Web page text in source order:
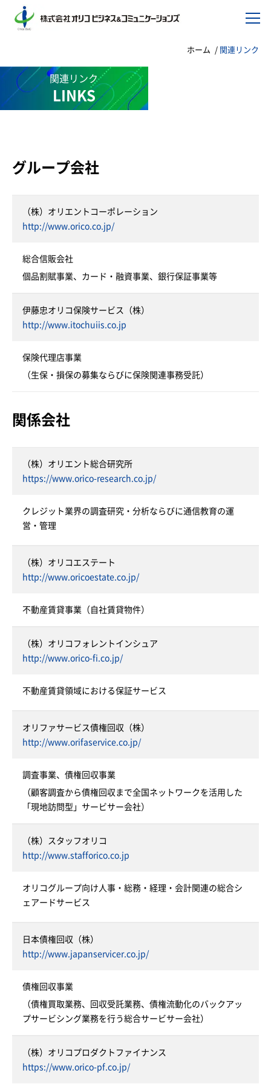
ホーム 関連リンク
関連リンク
LINKS
グループ会社
（株）オリエントコーポレーション
http://www.orico.co.jp/
総合信販会社
個品割賦事業、カード・融資事業、銀行保証事業等
伊藤忠オリコ保険サービス（株）
http://www.itochuiis.co.jp
保険代理店事業
（生保・損保の募集ならびに保険関連事務受託）
関係会社
（株）オリエント総合研究所
https://www.orico-research.co.jp/
クレジット業界の調査研究・分析ならびに通信教育の運
営・管理
（株）オリコエステート
http://www.oricoestate.co.jp/
不動産賃貸事業（自社賃貸物件）
（株）オリコフォレントインシュア
http://www.orico-fi.co.jp/
不動産賃貸領域における保証サービス
オリファサービス債権回収（株）
http://www.orifaservice.co.jp/
調査事業、債権回収事業
（顧客調査から債権回収まで全国ネットワークを活用した
「現地訪問型」サービサー会社）
（株）スタッフオリコ
http://www.stafforico.co.jp
オリコグループ向け人事・総務・経理・会計関連の総合シ
ェアードサービス
日本債権回収（株）
http://www.japanservicer.co.jp/
債権回収事業
（債権買取業務、回収受託業務、債権流動化のバックアッ
プサービシング業務を行う総合サービサー会社）
（株）オリコプロダクトファイナンス
https://www.orico-pf.co.jp/